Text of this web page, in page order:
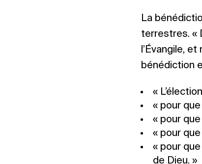
La
terrestres. «
l’Évangile,
bénédiction
«
« pour
« pour
« pour
« pour
de Dieu. »